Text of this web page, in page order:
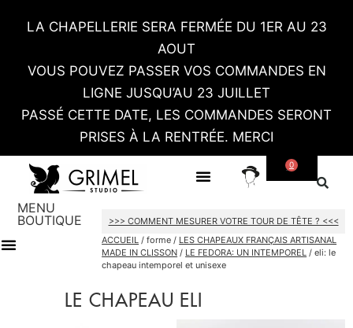
LA CHAPELLERIE SERA FERMÉE DU 1ER AU 23
AOUT
VOUS POUVEZ PASSER VOS COMMANDES EN
LIGNE JUSQU’AU 23 JUILLET
PASSÉ CETTE DATE, LES COMMANDES SERONT
PRISES À LA RENTRÉE. MERCI
0
MENU
BOUTIQUE
>>> COMMENT MESURER VOTRE TOUR DE TÊTE ? <<<
ACCUEIL / forme / LES CHAPEAUX FRANÇAIS ARTISANAL
MADE IN CLISSON / LE FEDORA: UN INTEMPOREL / eli: le
chapeau intemporel et unisexe
LE CHAPEAU ELI